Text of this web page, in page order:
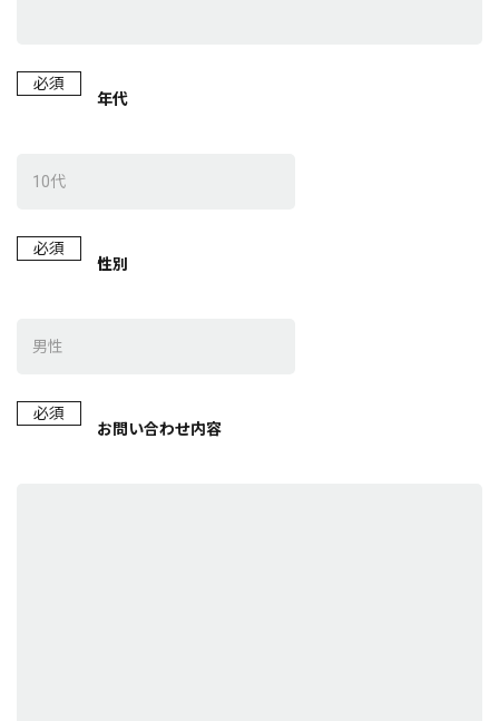
必須
年代
必須
性別
必須
お問い合わせ内容